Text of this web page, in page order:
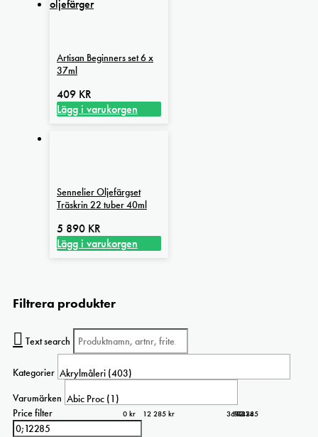
Artisan Beginners set 6 x
37ml
409 KR
Lägg i varukorgen
Sennelier Oljefärgset
Träskrin 22 tuber 40ml
5 890 KR
Lägg i varukorgen
Filtrera produkter
Text search
Kategorier
Varumärken
Price filter
0 kr 12 285 kr 0
3 071
6 143
9 214
12 285